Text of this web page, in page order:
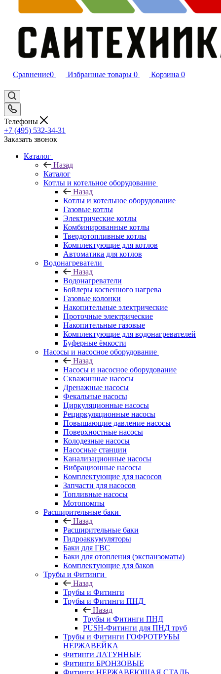
Сравнение0 Избранные товары 0 Корзина 0
Телефоны
+7 (495) 532‑34‑31
Заказать звонок
Каталог
Назад
Каталог
Котлы и котельное оборудование
Назад
Котлы и котельное оборудование
Газовые котлы
Электрические котлы
Комбинированные котлы
Твердотопливные котлы
Комплектующие для котлов
Автоматика для котлов
Водонагреватели
Назад
Водонагреватели
Бойлеры косвенного нагрева
Газовые колонки
Накопительные электрические
Проточные электрические
Накопительные газовые
Комплектующие для водонагревателей
Буферные ёмкости
Насосы и насосное оборудование
Назад
Насосы и насосное оборудование
Скважинные насосы
Дренажные насосы
Фекальные насосы
Циркуляционные насосы
Рециркуляционные насосы
Повышающие давление насосы
Поверхностные насосы
Колодезные насосы
Насосные станции
Канализационные насосы
Вибрационные насосы
Комплектующие для насосов
Запчасти для насосов
Топливные насосы
Мотопомпы
Расширительные баки
Назад
Расширительные баки
Гидроаккумуляторы
Баки для ГВС
Баки для отопления (экспанзоматы)
Комплектующие для баков
Трубы и Фитинги
Назад
Трубы и Фитинги
Трубы и Фитинги ПНД
Назад
Трубы и Фитинги ПНД
PUSH-Фитинги для ПНД труб
Трубы и Фитинги ГОФРОТРУБЫ
НЕРЖАВЕЙКА
Фитинги ЛАТУННЫЕ
Фитинги БРОНЗОВЫЕ
Фитинги НЕРЖАВЕЮЩАЯ СТАЛЬ